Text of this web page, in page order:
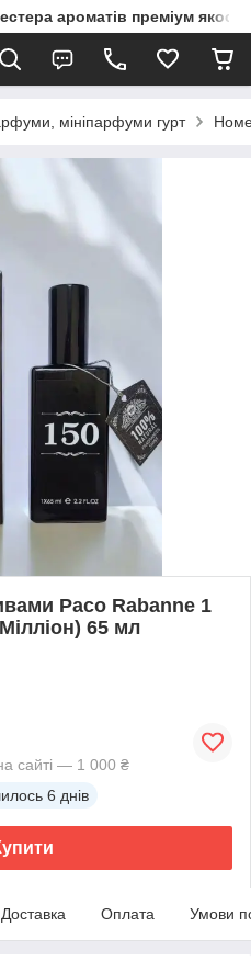
ароматів преміум
мініпарфуми гурт
Paco Rabanne 1
65 мл
сайті — 1 000 ₴
6 днів
Доставка Оплата Умови